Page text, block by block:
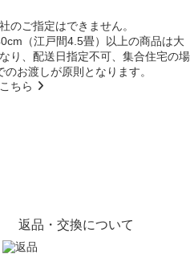
のご指定はできません。
（江戸間4.5畳）以上の商品は大
り、配送日指定不可 、集合住宅の場
のお渡しが原則となります。
ちら
返品・交換について